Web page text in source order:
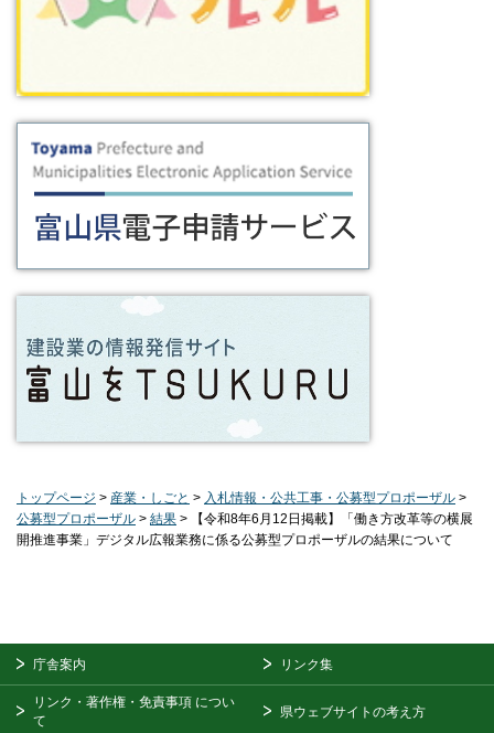
トップページ > 産業・しごと > 入札情報・公共工事・公募型プロポーザル >
公募型プロポーザル > 結果 > 【令和8年6月12日掲載】「働き方改革等の横展
開推進事業」デジタル広報業務に係る公募型プロポーザルの結果について
庁舎案内 リンク集
リンク・著作権・免責事項 につい
て
県ウェブサイトの考え方